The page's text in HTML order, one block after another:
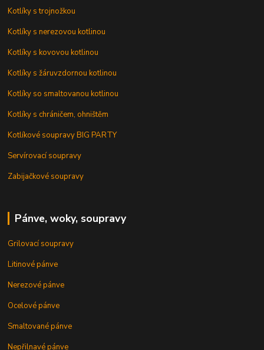
Kotlíky s trojnožkou
Kotlíky s nerezovou kotlinou
Kotlíky s kovovou kotlinou
Kotlíky s žáruvzdornou kotlinou
Kotlíky so smaltovanou kotlinou
Kotlíky s chráničem, ohništěm
Kotlíkové soupravy BIG PARTY
Servírovací soupravy
Zabijačkové soupravy
Pánve, woky, soupravy
Grilovací soupravy
Litinové pánve
Nerezové pánve
Ocelové pánve
Smaltované pánve
Nepřilnavé pánve